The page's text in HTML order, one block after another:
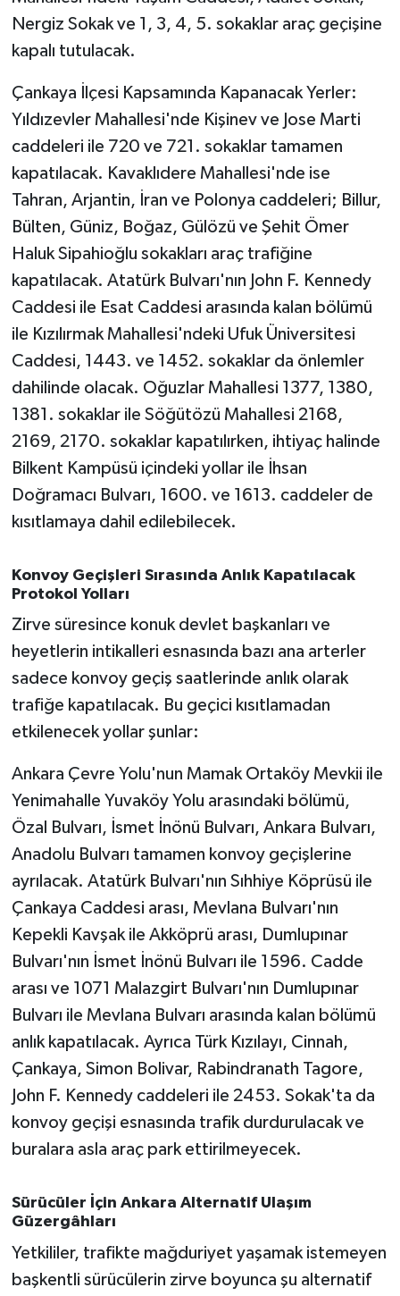
Nergiz Sokak ve 1, 3, 4, 5. sokaklar araç geçişine
kapalı tutulacak.
Çankaya İlçesi Kapsamında Kapanacak Yerler:
Yıldızevler Mahallesi'nde Kişinev ve Jose Marti
caddeleri ile 720 ve 721. sokaklar tamamen
kapatılacak. Kavaklıdere Mahallesi'nde ise
Tahran, Arjantin, İran ve Polonya caddeleri; Billur,
Bülten, Güniz, Boğaz, Gülözü ve Şehit Ömer
Haluk Sipahioğlu sokakları araç trafiğine
kapatılacak. Atatürk Bulvarı'nın John F. Kennedy
Caddesi ile Esat Caddesi arasında kalan bölümü
ile Kızılırmak Mahallesi'ndeki Ufuk Üniversitesi
Caddesi, 1443. ve 1452. sokaklar da önlemler
dahilinde olacak. Oğuzlar Mahallesi 1377, 1380,
1381. sokaklar ile Söğütözü Mahallesi 2168,
2169, 2170. sokaklar kapatılırken, ihtiyaç halinde
Bilkent Kampüsü içindeki yollar ile İhsan
Doğramacı Bulvarı, 1600. ve 1613. caddeler de
kısıtlamaya dahil edilebilecek.
Konvoy Geçişleri Sırasında Anlık Kapatılacak
Protokol Yolları
Zirve süresince konuk devlet başkanları ve
heyetlerin intikalleri esnasında bazı ana arterler
sadece konvoy geçiş saatlerinde anlık olarak
trafiğe kapatılacak. Bu geçici kısıtlamadan
etkilenecek yollar şunlar:
Ankara Çevre Yolu'nun Mamak Ortaköy Mevkii ile
Yenimahalle Yuvaköy Yolu arasındaki bölümü,
Özal Bulvarı, İsmet İnönü Bulvarı, Ankara Bulvarı,
Anadolu Bulvarı tamamen konvoy geçişlerine
ayrılacak. Atatürk Bulvarı'nın Sıhhiye Köprüsü ile
Çankaya Caddesi arası, Mevlana Bulvarı'nın
Kepekli Kavşak ile Akköprü arası, Dumlupınar
Bulvarı'nın İsmet İnönü Bulvarı ile 1596. Cadde
arası ve 1071 Malazgirt Bulvarı'nın Dumlupınar
Bulvarı ile Mevlana Bulvarı arasında kalan bölümü
anlık kapatılacak. Ayrıca Türk Kızılayı, Cinnah,
Çankaya, Simon Bolivar, Rabindranath Tagore,
John F. Kennedy caddeleri ile 2453. Sokak'ta da
konvoy geçişi esnasında trafik durdurulacak ve
buralara asla araç park ettirilmeyecek.
Sürücüler İçin Ankara Alternatif Ulaşım
Güzergâhları
Yetkililer, trafikte mağduriyet yaşamak istemeyen
başkentli sürücülerin zirve boyunca şu alternatif